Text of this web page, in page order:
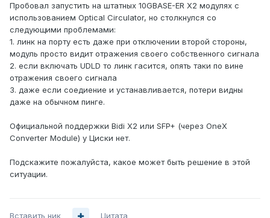
Пробовал запустить на штатных 10GBASE-ER X2 модулях с
использованием Optical Circulator, но столкнулся со
следующими проблемами:
1. линк на порту есть даже при отключении второй стороны,
модуль просто видит отражения своего собственного сигнала
2. если включать UDLD то линк гасится, опять таки по вине
отражения своего сигнала
3. даже если соедиение и устанавливается, потери видны
даже на обычном пинге.
Официальной поддержки Bidi X2 или SFP+ (через OneX
Converter Module) у Циски нет.
Подскажите пожалуйста, какое может быть решение в этой
ситуации.
Вставить ник Цитата